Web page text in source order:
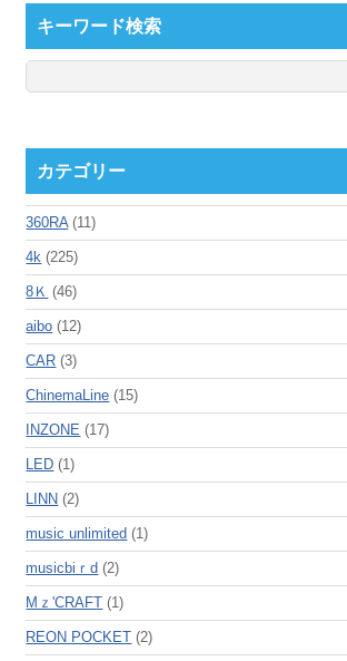
キーワード検索
カテゴリー
360RA (11)
4k (225)
8Ｋ (46)
aibo (12)
CAR (3)
ChinemaLine (15)
INZONE (17)
LED (1)
LINN (2)
music unlimited (1)
musicbiｒd (2)
Mｚ'CRAFT (1)
REON POCKET (2)